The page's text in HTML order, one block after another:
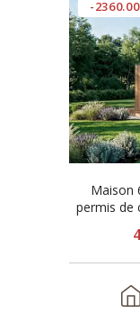
-
Maison
permis de